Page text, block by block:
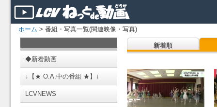
ホーム > 番組・写真一覧(関連映像・写真)
◆新着動画
↓【★ O.A.中の番組 ★】↓
LCVNEWS
新着順